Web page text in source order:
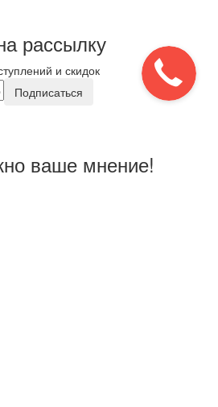
рассылку
и скидок
Подписаться
ваше мнение!